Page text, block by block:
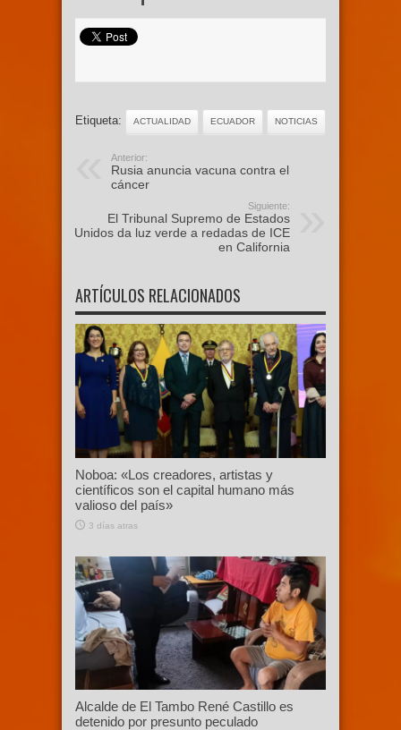
Etiqueta: ACTUALIDAD ECUADOR NOTICIAS
Anterior:
Rusia anuncia vacuna contra el
cáncer
Siguiente:
El Tribunal Supremo de Estados
Unidos da luz verde a redadas de ICE
en California
ARTÍCULOS RELACIONADOS
Noboa: «Los creadores, artistas y
científicos son el capital humano más
valioso del país»
3 días atras
Alcalde de El Tambo René Castillo es
detenido por presunto peculado